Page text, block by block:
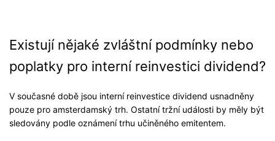
Existují nějaké zvláštní podmínky nebo
poplatky pro interní reinvestici dividend?
V současné době jsou interní reinvestice dividend usnadněny
pouze pro amsterdamský trh. Ostatní tržní události by měly být
sledovány podle oznámení trhu učiněného emitentem.